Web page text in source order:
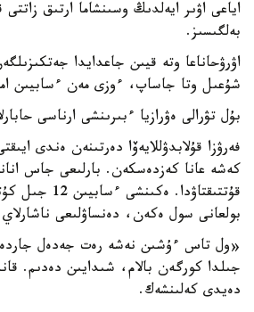
اياعى اۋىر ايەلدىڭ وسىنشاما ارتىق
بەلگىسىز.
اۋرۋحاناعا وتە قيىن جاعدايدا
شۇعىل وتا جاساپ، ءوزى مەن ءسابيىن
بۇل تۋرالى ەۋرازيا ءبىرىنشى ارناسى
فەرۋزا قۇلابدۋللايەۆا دەرتىنەن ەندى
كەشە عانا كەزدەسكەن. بارلىعى جاس
قۇتتىقتاۋدا.
بولعانى سول ەكەن، دەنساۋلىعى
جىلدا كورگەن بالام، شىدايىن دەدىم.
دەيدى كەلىنشەك.